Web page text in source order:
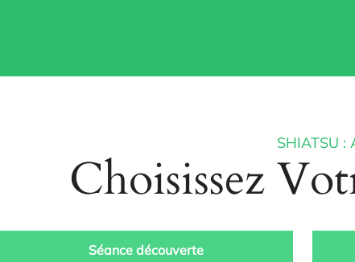
SHIATSU :
Choisissez
Séance découverte